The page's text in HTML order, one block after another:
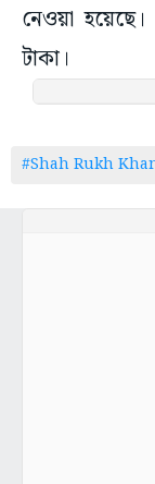
নেওয়া
টাকা।
#Shah Rukh